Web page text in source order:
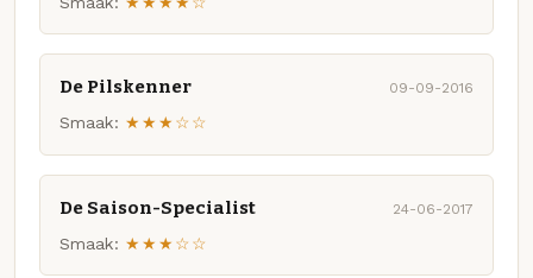
De Pilskenner 09-09-2016
Smaak: ★★★☆☆
De Saison-Specialist 24-06-2017
Smaak: ★★★☆☆